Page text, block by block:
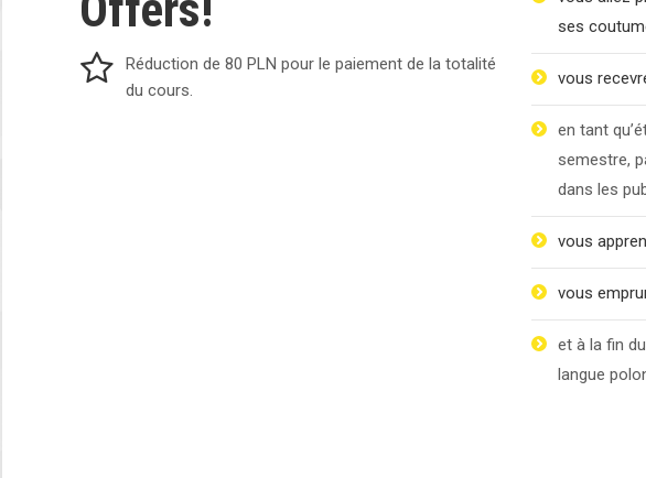
Réduction de 80 PLN pour le paiement de la totalité
du cours.
ses
vous
en tant
semestre,
dans les
vous
vous
et à la fin
langue